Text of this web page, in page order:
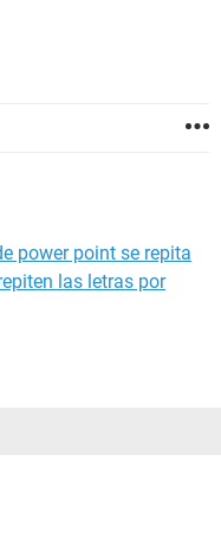
power point se repita
las letras por